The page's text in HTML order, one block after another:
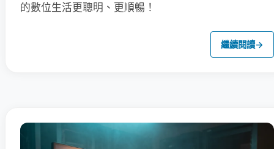
的數位生活更聰明、更順暢！
繼續閱讀→